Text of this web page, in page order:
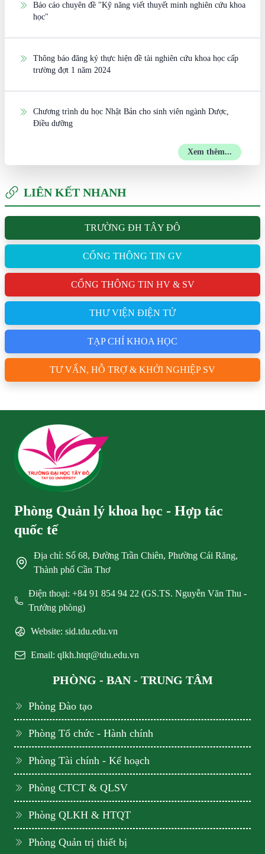
Báo cáo chuyên đề "Kỹ năng viết thuyết minh nghiên cứu khoa
học"
Thông báo đăng ký thực hiện đề tài nghiên cứu khoa học cấp
trường đợt 1 năm 2024
Chương trình du học Nhật Bản cho sinh viên ngành Dược,
Điều dưỡng
Xem thêm...
LIÊN KẾT NHANH
TRƯỜNG ĐH TÂY ĐÔ
CỔNG THÔNG TIN GV
CỔNG THÔNG TIN HV & SV
THƯ VIỆN ĐIỆN TỬ
TẠP CHÍ KHOA HỌC
TƯ VẤN, HỖ TRỢ & KHỞI NGHIỆP SV
Phòng Quản lý khoa học - Hợp tác
quốc tế
Địa chỉ: Số 68, Đường Trần Chiên, Phường Cái Răng,
Thành phố Cần Thơ
Điện thoại: +84 91 854 94 22 (GS.TS. Nguyễn Văn Thu -
Trưởng phòng)
Website: sid.tdu.edu.vn
Email: qlkh.htqt@tdu.edu.vn
PHÒNG - BAN - TRUNG TÂM
Phòng Đào tạo
Phòng Tổ chức - Hành chính
Phòng Tài chính - Kế hoạch
Phòng CTCT & QLSV
Phòng QLKH & HTQT
Phòng Quản trị thiết bị